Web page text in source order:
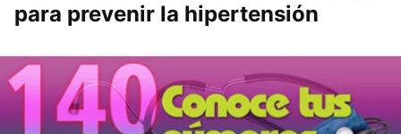
para prevenir la hipertensión